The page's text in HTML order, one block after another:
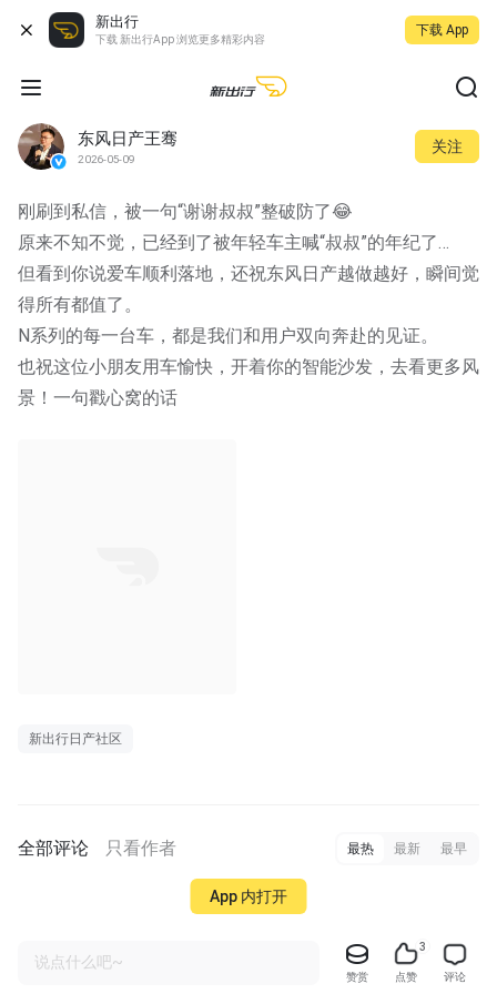
新出行
下载 新出行App 浏览更多精彩内容
下载 App
东风日产王骞
2026-05-09
关注
刚刷到私信，被一句“谢谢叔叔”整破防了😂
原来不知不觉，已经到了被年轻车主喊“叔叔”的年纪了…
但看到你说爱车顺利落地，还祝东风日产越做越好，瞬间觉
得所有都值了。
N系列的每一台车，都是我们和用户双向奔赴的见证。
也祝这位小朋友用车愉快，开着你的智能沙发，去看更多风
景！一句戳心窝的话
新出行日产社区
全部评论 只看作者 最热 最新 最早
说点什么吧~
赞赏
3
点赞 评论
App 内打开